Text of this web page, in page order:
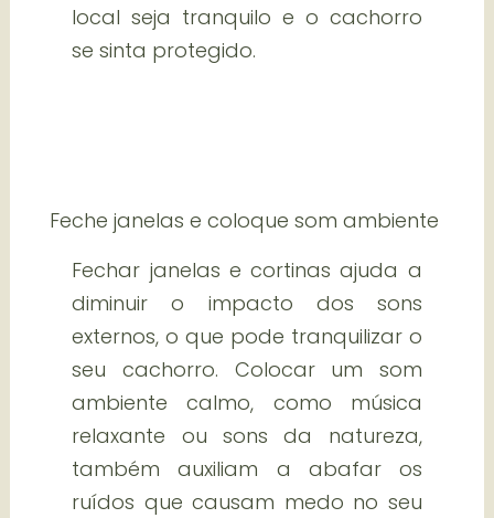
local seja tranquilo e o cachorro
se sinta protegido.
Feche janelas e coloque som ambiente
Fechar janelas e cortinas ajuda a
diminuir o impacto dos sons
externos, o que pode tranquilizar o
seu cachorro. Colocar um som
ambiente calmo, como música
relaxante ou sons da natureza,
também auxiliam a abafar os
ruídos que causam medo no seu